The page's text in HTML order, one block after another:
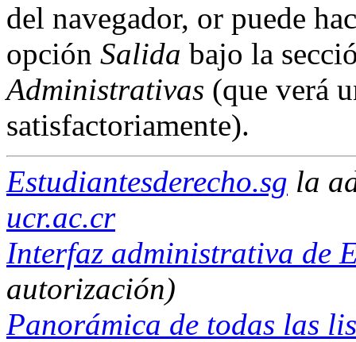
del navegador, or puede
opción Salida bajo la
Administrativas (que verá
satisfactoriamente).
Estudiantesderecho.sg la
ucr.ac.cr
Interfaz administrativa de
autorización)
Panorámica de todas las